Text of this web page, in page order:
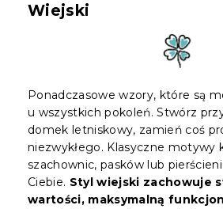
Wiejski
Ponadczasowe wzory, które są
u wszystkich pokoleń. Stwórz
domek letniskowy, zamień coś
niezwykłego. Klasyczne motywy
szachownic, pasków lub
Ciebie. Styl wiejski zachowuje
wartości, maksymalną